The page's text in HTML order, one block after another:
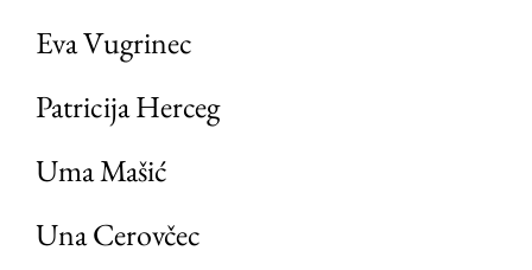
Eva Vugrinec
Patricija Herceg
Uma Mašić
Una Cerovčec